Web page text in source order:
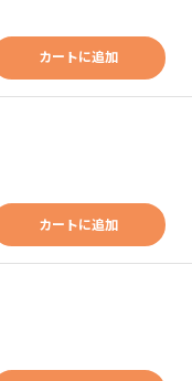
カートに追加
カートに追加